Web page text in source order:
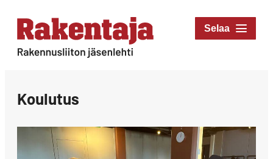
Siirry
suoraan
sisältöön
Rakentaja-lehti
Koulutus